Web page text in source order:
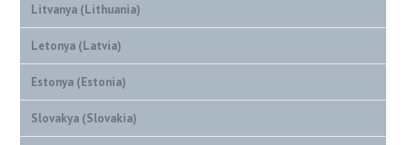
Litvanya (Lithuania)
Letonya (Latvia)
Estonya (Estonia)
Slovakya (Slovakia)